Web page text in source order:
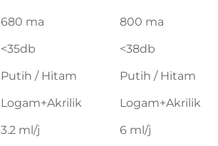
680 ma 800 ma
<35db <38db
Putih / Hitam Putih / Hitam
Logam+Akrilik Logam+Akrilik
3.2 ml/j 6 ml/j